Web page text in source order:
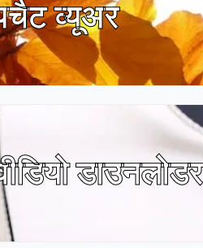
व्यूअर
डाउनलोडर